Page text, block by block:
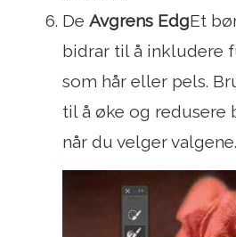
De Avgrens EdgEt
bidrar til å inkludere
som hår eller pels.
til å øke og redusere
når du velger valgene.